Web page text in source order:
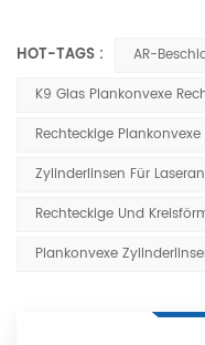
HOT-TAGS :
AR-
K9 Glas Plankonvexe
Rechteckige Plankonvexe
Zylinderlinsen Für
Rechteckige Und
Plankonvexe